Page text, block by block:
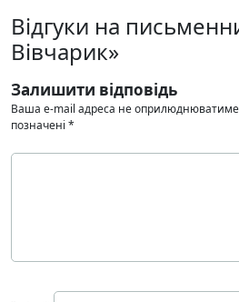
Відгуки на
Вівчарик»
Залишити відповідь
Ваша e-mail адреса не
позначені *